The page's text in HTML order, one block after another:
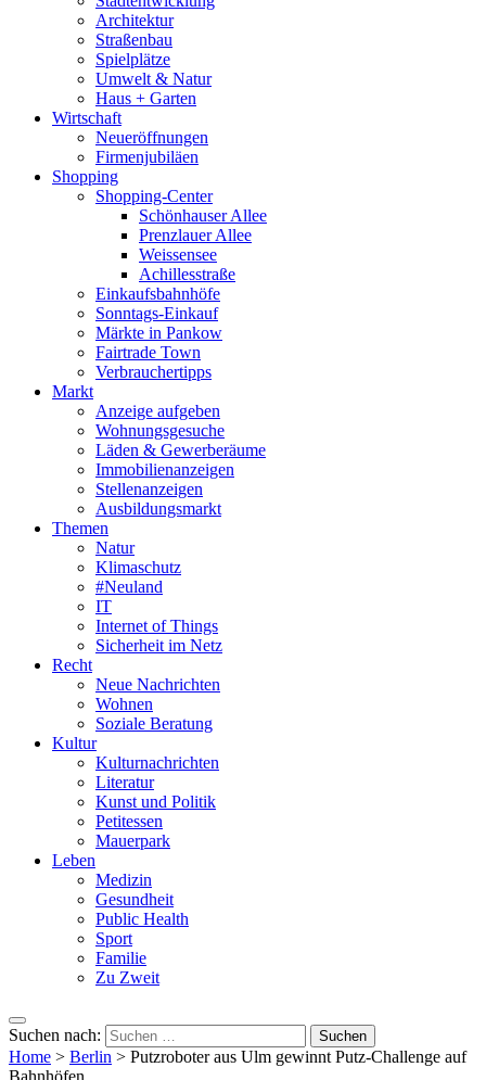
Architektur
Straßenbau
Spielplätze
Umwelt & Natur
Haus + Garten
Wirtschaft
Neueröffnungen
Firmenjubiläen
Shopping
Shopping-Center
Schönhauser Allee
Prenzlauer Allee
Weissensee
Achillesstraße
Einkaufsbahnhöfe
Sonntags-Einkauf
Märkte in Pankow
Fairtrade Town
Verbrauchertipps
Markt
Anzeige aufgeben
Wohnungsgesuche
Läden & Gewerberäume
Immobilienanzeigen
Stellenanzeigen
Ausbildungsmarkt
Themen
Natur
Klimaschutz
#Neuland
IT
Internet of Things
Sicherheit im Netz
Recht
Neue Nachrichten
Wohnen
Soziale Beratung
Kultur
Kulturnachrichten
Literatur
Kunst und Politik
Petitessen
Mauerpark
Leben
Medizin
Gesundheit
Public Health
Sport
Familie
Zu Zweit
Suchen nach:
Home > Berlin > Putzroboter aus Ulm gewinnt Putz-Challenge auf